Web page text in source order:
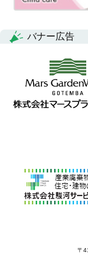
バナー広告
〒